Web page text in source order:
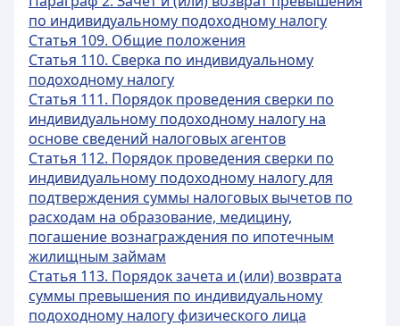
по индивидуальному подоходному налогу
Статья 109. Общие положения
Статья 110. Сверка по индивидуальному
подоходному налогу
Статья 111. Порядок проведения сверки по
индивидуальному подоходному налогу на
основе сведений налоговых агентов
Статья 112. Порядок проведения сверки по
индивидуальному подоходному налогу для
подтверждения суммы налоговых вычетов по
расходам на образование, медицину,
погашение вознаграждения по ипотечным
жилищным займам
Статья 113. Порядок зачета и (или) возврата
суммы превышения по индивидуальному
подоходному налогу физического лица